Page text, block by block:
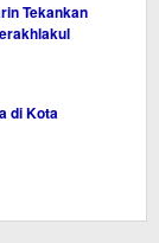
Tekankan
di Kota